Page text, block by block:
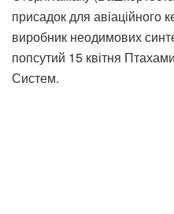
присадок для авіаційного
виробник неодимових
попсутий 15 квітня
Систем.